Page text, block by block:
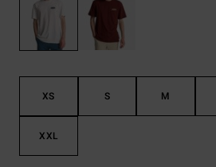
XS S M
XXL